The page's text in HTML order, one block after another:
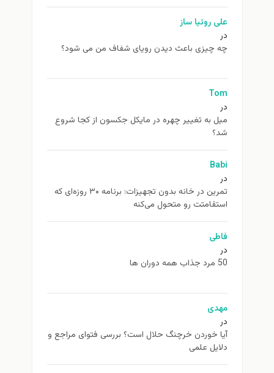
علی روئیا ساز
در
چه چیزی باعث دیدن رویای شفاف من می شود؟
Tom
در
ميل به تغيير چهره در مایکل جکسون از كجا شروع
شد؟
Babi
در
تمرین در خانه بدون تجهیزات: برنامه ۳۰ روزه‌ای که
استقامتت رو متحول می‌کنه
فاطی
در
50 مرد جذاب همه دوران ها
مهدی
در
آیا خوردن خرچنگ حلال است؟ بررسی فتوای مراجع و
دلایل علمی